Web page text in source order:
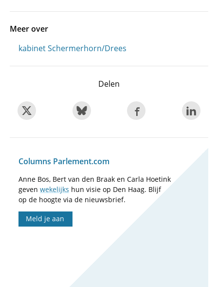
Meer over
kabinet Schermerhorn/Drees
Delen
Columns Parlement.com
Anne Bos, Bert van den Braak en Carla Hoetink
geven wekelijks hun visie op Den Haag. Blijf
op de hoogte via de nieuwsbrief.
Meld je aan